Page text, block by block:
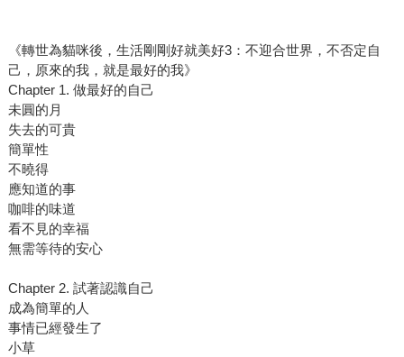
《轉世為貓咪後，生活剛剛好就美好3：不迎合世界，不否定自
己，原來的我，就是最好的我》
Chapter 1. 做最好的自己
未圓的月
失去的可貴
簡單性
不曉得
應知道的事
咖啡的味道
看不見的幸福
無需等待的安心
Chapter 2. 試著認識自己
成為簡單的人
事情已經發生了
小草